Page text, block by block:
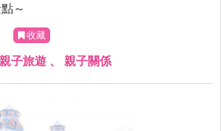
～
收藏
親子旅遊 、 親子關係